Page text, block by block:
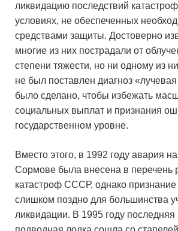
ликвидацию последствий
условиях, не обеспеченных
средствами защиты. Достоверно
многие из них пострадали от
степени тяжести, но ни одному из
не был поставлен диагноз
было сделано, чтобы избежать
социальных выплат и признания
государственном уровне.
Вместо этого, в 1992 году авария
Сормове была внесена в перечень
катастроф СССР, однако
слишком поздно для большинства
ликвидации. В 1995 году последняя